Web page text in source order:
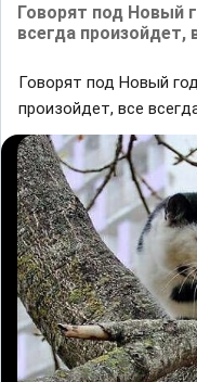
Говорят под Новый
всегда произойдет,
Говорят под Новый
произойдет, все